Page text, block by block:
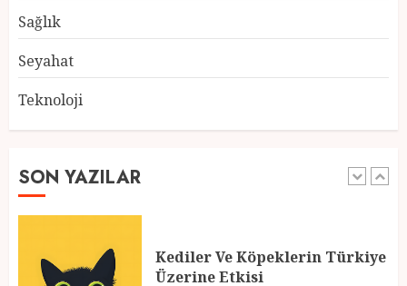
Sağlık
Seyahat
Teknoloji
SON YAZILAR
5
1
Kediler Ve Köpeklerin Türkiye
Üzerine Etkisi